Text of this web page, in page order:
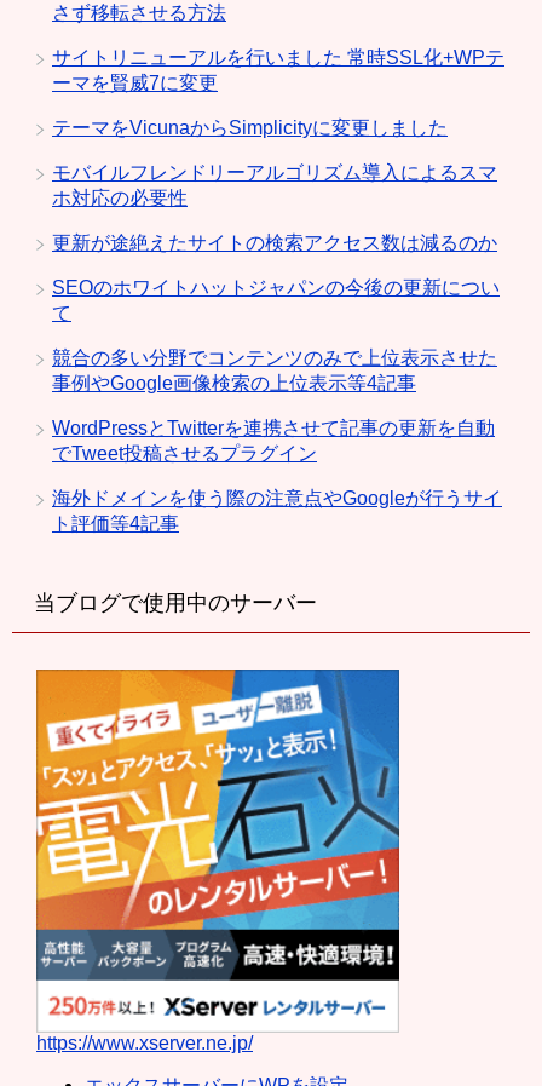
さず移転させる方法
サイトリニューアルを行いました 常時SSL化+WPテ
ーマを賢威7に変更
テーマをVicunaからSimplicityに変更しました
モバイルフレンドリーアルゴリズム導入によるスマ
ホ対応の必要性
更新が途絶えたサイトの検索アクセス数は減るのか
SEOのホワイトハットジャパンの今後の更新につい
て
競合の多い分野でコンテンツのみで上位表示させた
事例やGoogle画像検索の上位表示等4記事
WordPressとTwitterを連携させて記事の更新を自動
でTweet投稿させるプラグイン
海外ドメインを使う際の注意点やGoogleが行うサイ
ト評価等4記事
当ブログで使用中のサーバー
https://www.xserver.ne.jp/